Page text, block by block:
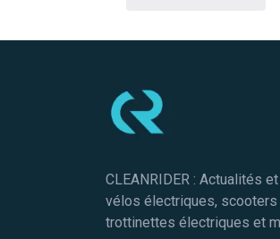
CLEANRIDER : Actualités
vélos électriques,
trottinettes électriques et